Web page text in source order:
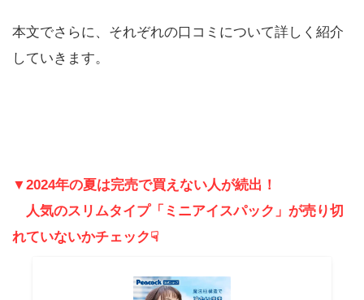
本文でさらに、それぞれの口コミについて詳しく紹介
していきます。
▼2024年の夏は完売で買えない人が続出！
人気のスリムタイプ「ミニアイスパック」が売り切
れていないかチェック☟